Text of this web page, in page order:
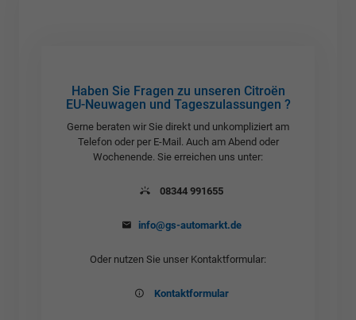
Haben Sie Fragen zu unseren Citroën
EU-Neuwagen und Tageszulassungen ?
Gerne beraten wir Sie direkt und unkompliziert am
Telefon oder per E-Mail. Auch am Abend oder
Wochenende. Sie erreichen uns unter:
08344 991655
info@gs-automarkt.de
Oder nutzen Sie unser Kontaktformular:
Kontaktformular